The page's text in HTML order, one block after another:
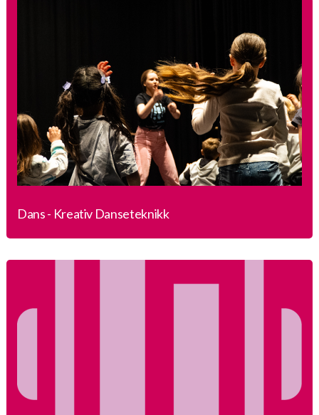
Dans - Kreativ Danseteknikk